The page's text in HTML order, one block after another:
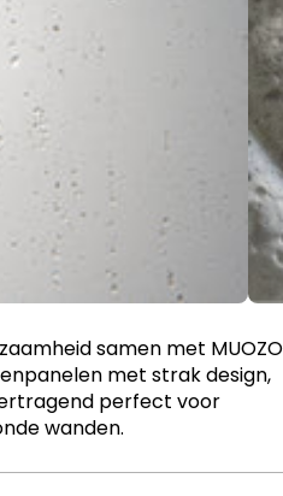
samen met MUOZO
met strak design,
perfect voor
wanden.